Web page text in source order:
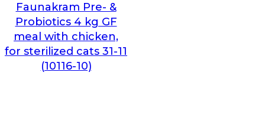
Faunakram Pre- &
Probiotics 4 kg GF
meal with chicken,
for sterilized cats 31-11
(10116-10)